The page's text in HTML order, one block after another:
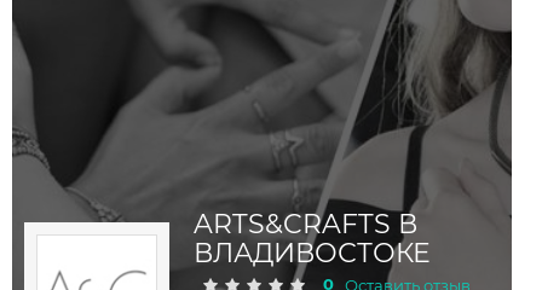
ARTS&CRAFTS В
ВЛАДИВОСТОКЕ
0 Оставить отзыв